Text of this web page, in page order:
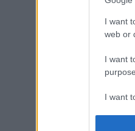
I want
web or
I want
I want
I want